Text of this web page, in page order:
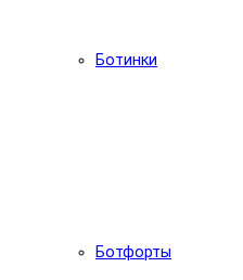
Ботинки
Ботфорты